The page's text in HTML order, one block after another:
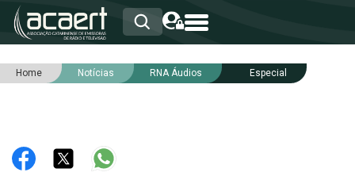
HOME
RNA
NOTÍCIAS
Home Notícias RNA Áudios Especial